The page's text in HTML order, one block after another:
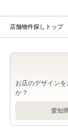
店舗物件探しトップ
お店のデザイン
か？
愛知